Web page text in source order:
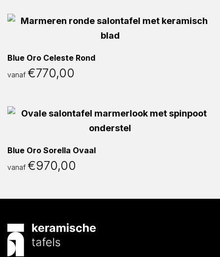
Blue Oro Celeste Rond
vanaf €770,00
Blue Oro Sorella Ovaal
vanaf €970,00